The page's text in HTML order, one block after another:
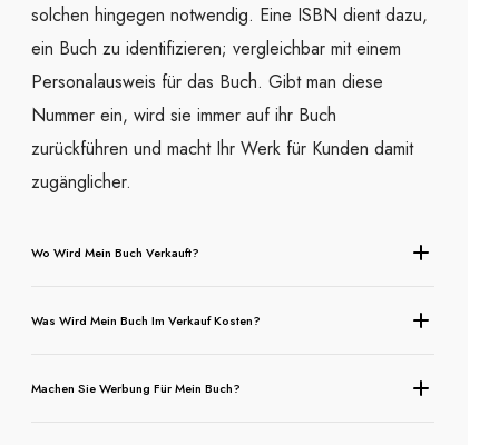
solchen hingegen notwendig. Eine ISBN dient dazu,
ein Buch zu identifizieren; vergleichbar mit einem
Personalausweis für das Buch. Gibt man diese
Nummer ein, wird sie immer auf ihr Buch
zurückführen und macht Ihr Werk für Kunden damit
zugänglicher.
Wo Wird Mein Buch Verkauft?
Was Wird Mein Buch Im Verkauf Kosten?
Machen Sie Werbung Für Mein Buch?